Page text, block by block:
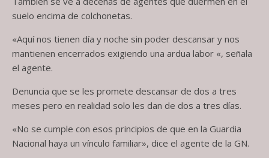
suelo encima de colchonetas.
«Aquí nos tienen día y noche sin poder descansar y nos
mantienen encerrados exigiendo una ardua labor «, señala
el agente.
Denuncia que se les promete descansar de dos a tres
meses pero en realidad solo les dan de dos a tres días.
«No se cumple con esos principios de que en la Guardia
Nacional haya un vínculo familiar», dice el agente de la GN.